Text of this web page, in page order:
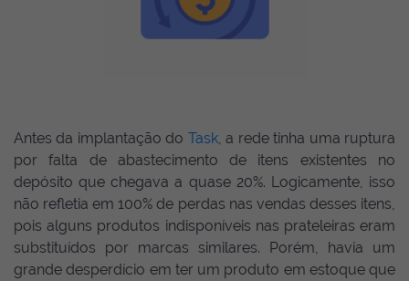
Antes da implantação do Task, a rede tinha uma ruptura
por falta de abastecimento de itens existentes no
depósito que chegava a quase 20%. Logicamente, isso
não refletia em 100% de perdas nas vendas desses itens,
pois alguns produtos indisponíveis nas prateleiras eram
substituídos por marcas similares. Porém, havia um
grande desperdício em ter um produto em estoque que